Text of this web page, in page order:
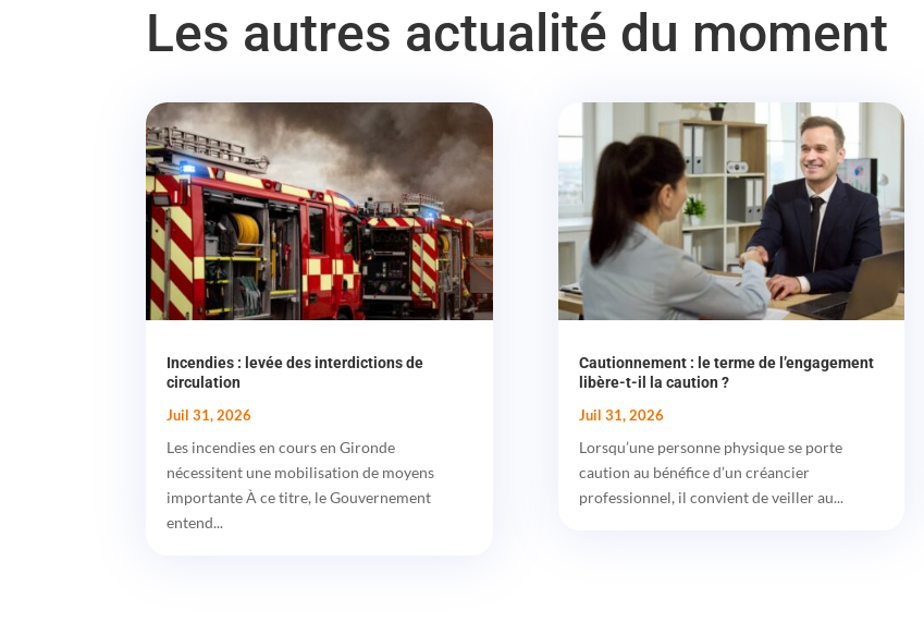
Les autres actualité du moment
Incendies : levée des interdictions de
circulation
Juil 31, 2026
Les incendies en cours en Gironde
nécessitent une mobilisation de moyens
importante À ce titre, le Gouvernement
entend...
Cautionnement : le terme de l’engagement
libère-t-il la caution ?
Juil 31, 2026
Lorsqu’une personne physique se porte
caution au bénéfice d’un créancier
professionnel, il convient de veiller au...